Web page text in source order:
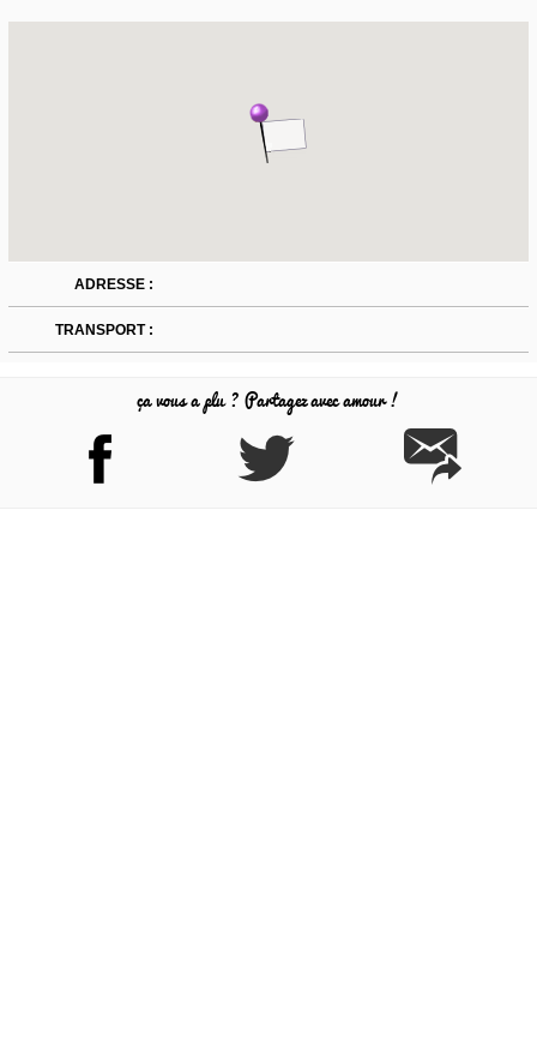
ADRESSE :
TRANSPORT :
ça vous a plu ? Partagez avec amour !